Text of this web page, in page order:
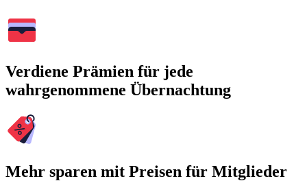
Verdiene Prämien für jede
wahrgenommene Übernachtung
Mehr sparen mit Preisen für Mitglieder